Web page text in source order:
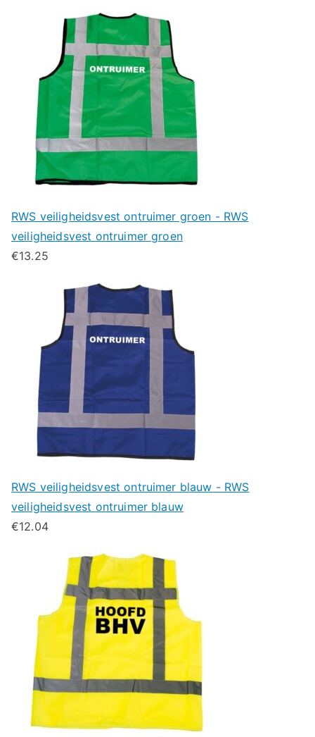
RWS veiligheidsvest ontruimer groen - RWS
veiligheidsvest ontruimer groen
€13.25
RWS veiligheidsvest ontruimer blauw - RWS
veiligheidsvest ontruimer blauw
€12.04